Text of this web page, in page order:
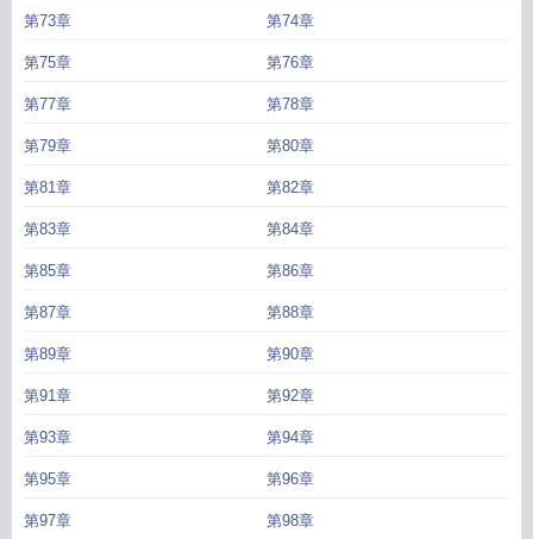
第73章 第74章
第75章 第76章
第77章 第78章
第79章 第80章
第81章 第82章
第83章 第84章
第85章 第86章
第87章 第88章
第89章 第90章
第91章 第92章
第93章 第94章
第95章 第96章
第97章 第98章